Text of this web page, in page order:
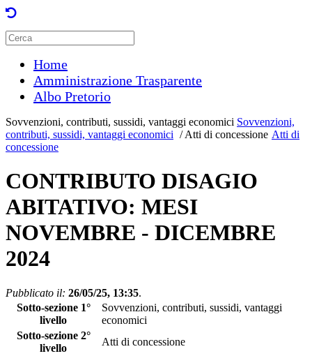
Home
Amministrazione Trasparente
Albo Pretorio
Sovvenzioni, contributi, sussidi, vantaggi economici Sovvenzioni,
contributi, sussidi, vantaggi economici /Atti di concessione Atti di
concessione
CONTRIBUTO DISAGIO
ABITATIVO: MESI
NOVEMBRE - DICEMBRE
2024
Pubblicato il: 26/05/25, 13:35.
Sotto-sezione 1°
livello
Sovvenzioni, contributi, sussidi, vantaggi
economici
Sotto-sezione 2°
livello
Atti di concessione